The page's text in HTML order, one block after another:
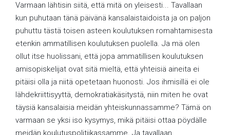
Varmaan lähtisin siitä, että mitä on yleisesti... Tavallaan
kun puhutaan tänä päivänä kansalaistaidoista ja on paljon
puhuttu tästä toisen asteen koulutuksen romahtamisesta
etenkin ammatillisen koulutuksen puolella. Ja mä olen
ollut itse huolissani, että jopa ammatillisen koulutuksen
amisopiskelijat ovat sitä mieltä, että yhteisiä aineita ei
pitäisi olla ja niitä opetetaan huonosti. Jos ihmisillä ei ole
lähdekriittisyyttä, demokratiakäsitystä, niin miten he ovat
täysiä kansalaisia meidän yhteiskunnassamme? Tämä on
varmaan se yksi iso kysymys, mikä pitäisi ottaa pöydälle
meidän koulutuspolitiikassamme. Ja tavallaan